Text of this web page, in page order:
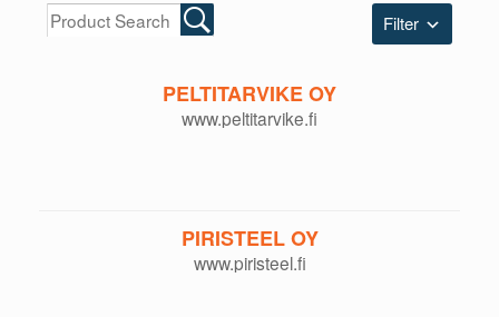
Filter
PELTITARVIKE OY
www.peltitarvike.fi
PIRISTEEL OY
www.piristeel.fi